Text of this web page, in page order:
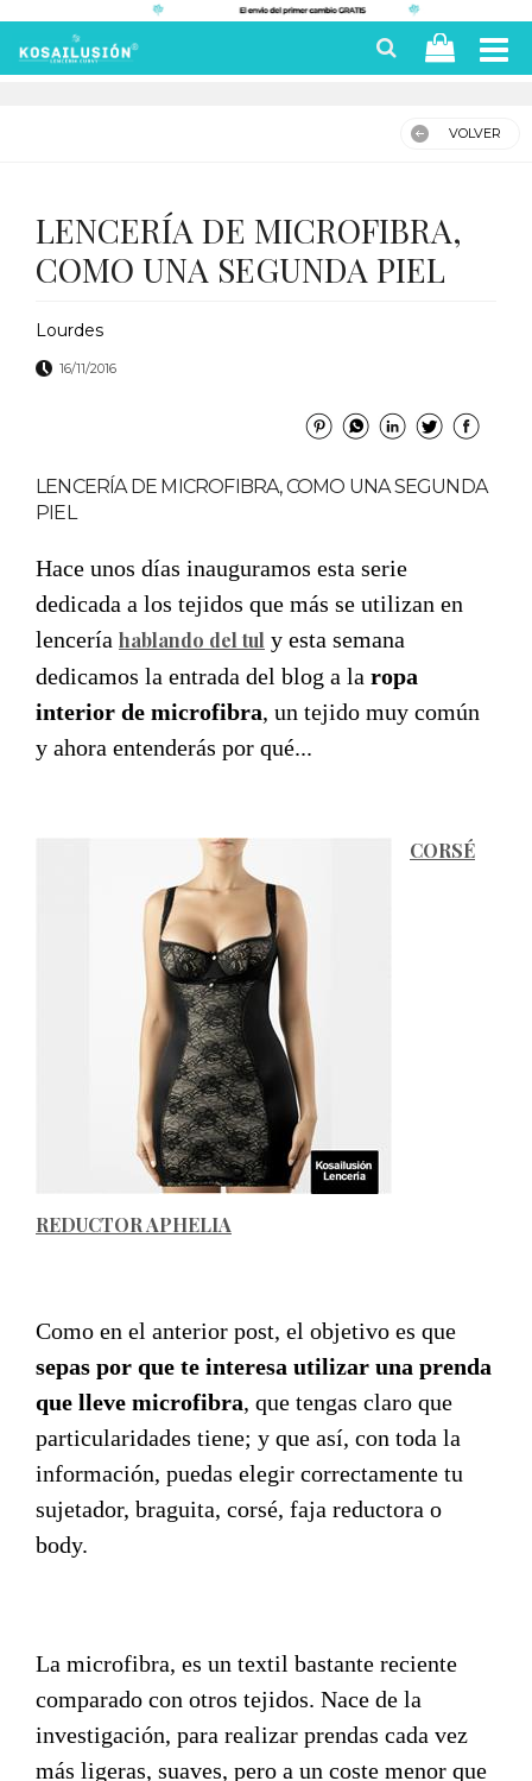
VOLVER
LENCERÍA DE MICROFIBRA,
COMO UNA SEGUNDA PIEL
Lourdes
16/11/2016
LENCERÍA DE MICROFIBRA, COMO UNA SEGUNDA
PIEL
Hace unos días inauguramos esta serie
dedicada a los tejidos que más se utilizan en
lencería hablando del tul y esta semana
dedicamos la entrada del blog a la ropa
interior de microfibra, un tejido muy común
y ahora entenderás por qué...
CORSÉ
REDUCTOR APHELIA
Como en el anterior post, el objetivo es que
sepas por que te interesa utilizar una prenda
que lleve microfibra, que tengas claro que
particularidades tiene; y que así, con toda la
información, puedas elegir correctamente tu
sujetador, braguita, corsé, faja reductora o
body.
La microfibra, es un textil bastante reciente
comparado con otros tejidos. Nace de la
investigación, para realizar prendas cada vez
más ligeras, suaves, pero a un coste menor que